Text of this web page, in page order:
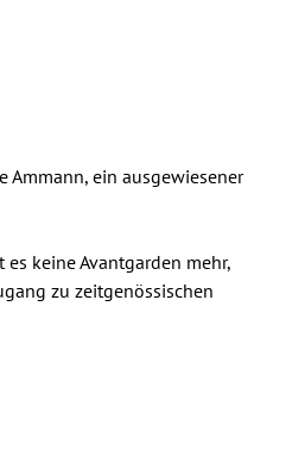
Ammann, ein ausgewiesener
keine Avantgarden mehr,
zu zeitgenössischen